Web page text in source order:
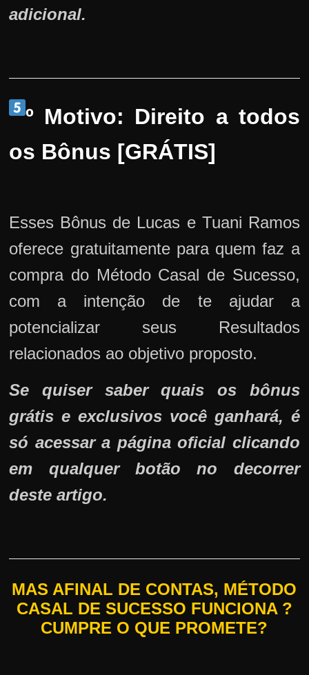
adicional.
º Motivo: Direito a todos
os Bônus [GRÁTIS]
Esses Bônus de Lucas e Tuani Ramos
oferece gratuitamente para quem faz a
compra do Método Casal de Sucesso,
com a intenção de te ajudar a
potencializar seus Resultados
relacionados ao objetivo proposto.
Se quiser saber quais os bônus
grátis e exclusivos você ganhará, é
só acessar a página oficial clicando
em qualquer botão no decorrer
deste artigo.
MAS AFINAL DE CONTAS, MÉTODO
CASAL DE SUCESSO FUNCIONA ?
CUMPRE O QUE PROMETE?